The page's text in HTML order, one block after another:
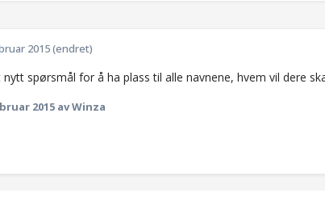
2015(endret)
spørsmål for å ha plass til alle navnene, hvem vil dere
2015 av Winza